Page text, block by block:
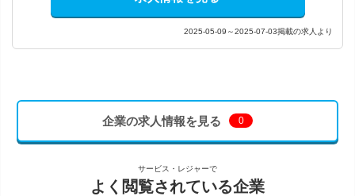
2025-05-09～2025-07-03掲載の求人より
企業の求人情報を見る 0
サービス・レジャーで
よく閲覧されている企業